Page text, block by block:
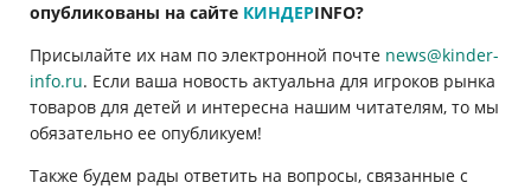
опубликованы на сайте КИНДЕРINFO?
Присылайте их нам по электронной почте news@kinder-
info.ru. Если ваша новость актуальна для игроков рынка
товаров для детей и интересна нашим читателям, то мы
обязательно ее опубликуем!
Также будем рады ответить на вопросы, связанные с